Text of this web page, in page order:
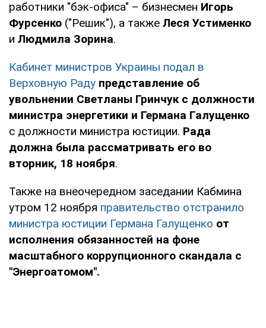
работники "бэк-офиса" – бизнесмен Игорь
Фурсенко ("Решик"), а также Леся Устименко
и Людмила Зорина.
Кабинет министров Украины подал в
Верховную Раду представление об
увольнении Светланы Гринчук с должности
министра энергетики и Германа Галущенко
с должности министра юстиции. Рада
должна была рассматривать его во
вторник, 18 ноября.
Также на внеочередном заседании Кабмина
утром 12 ноября правительство отстранило
министра юстиции Германа Галущенко от
исполнения обязанностей на фоне
масштабного коррупционного скандала с
"Энергоатомом".